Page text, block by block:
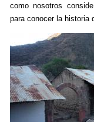
como nosotros
para conocer la historia